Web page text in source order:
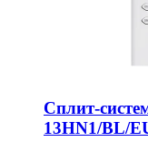
Сплит-
13HN1/BL/